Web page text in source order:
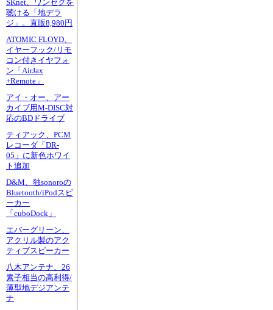
SKnet、ワンセグを
聴ける「地デラ
ジ」。直販8,980円
ATOMIC FLOYD、
イヤーフック/リモ
コン付きイヤフォ
ン「AirJax
+Remote」
アイ・オー、アー
カイブ用M-DISC対
応のBDドライブ
ティアック、PCM
レコーダ「DR-
05」に新色ホワイ
ト追加
D&M、独sonoroの
Bluetooth/iPodスピ
ーカー
「cuboDock」
エバーグリーン、
アクリル製のアク
ティブスピーカー
八木アンテナ、26
素子相当の高利得/
薄型地デジアンテ
ナ